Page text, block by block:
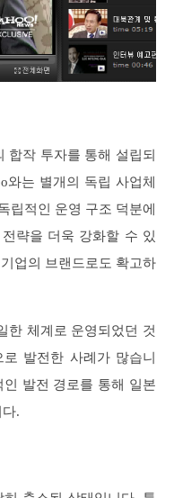
합작 투자를 통해 설립되
와는 별개의 독립 사업체
립적인 운영 구조 덕분에
략을 더욱 강화할 수 있
업의 브랜드로도 확고하
한 체계로 운영되었던 것
발전한 사례가 많습니
인 발전 경로를 통해 일본
.